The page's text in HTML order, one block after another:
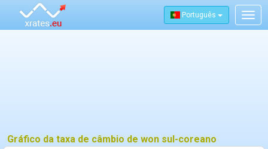
Português
Gráfico da taxa de câmbio de won sul-coreano